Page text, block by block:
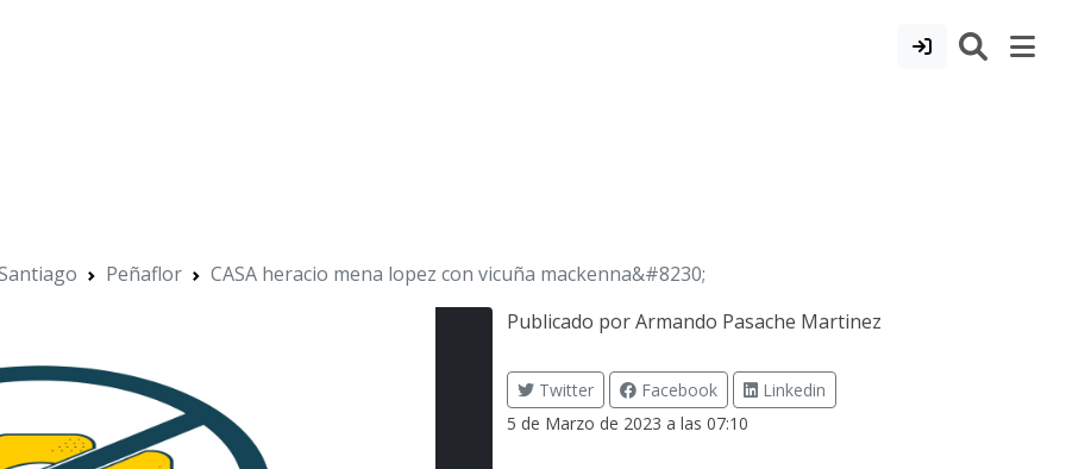
Peñaflor CASA heracio mena lopez con vicuña mackenna&#8230;
Publicado porArmando Pasache Martinez
Twitter Facebook
Linkedin
5 de Marzo de 2023 a las 07:10